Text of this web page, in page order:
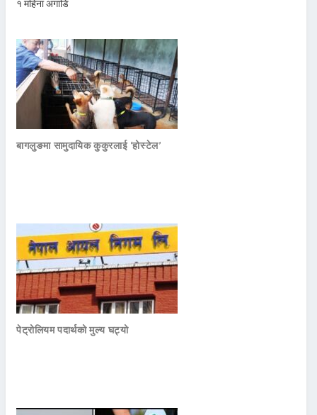
१ महिना अगाडि
बागलुङमा सामुदायिक कुकुरलाई ‘होस्टेल’
पेट्रोलियम पदार्थको मुल्य घट्यो